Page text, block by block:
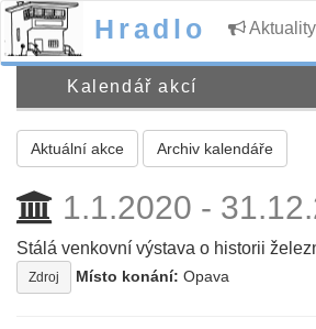
Hradlo Aktuality
Kalendář akcí
Aktuální akce Archiv kalendáře
1.1.2020 -
Stálá venkovní výstava o historii
Zdroj Místo konání: Opava